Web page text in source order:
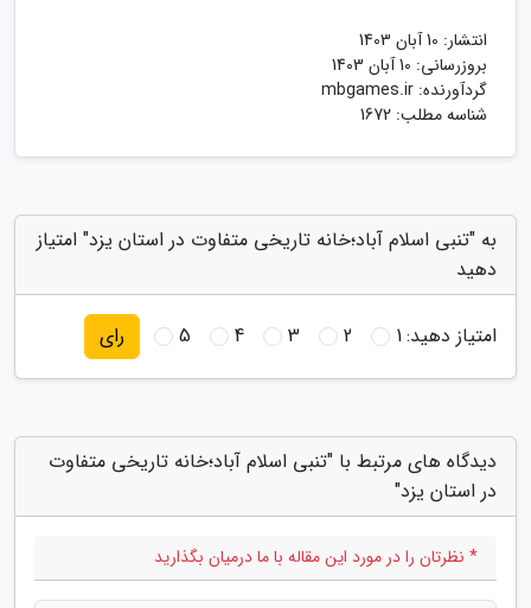
انتشار: 10 آبان 1403
بروزرسانی: 10 آبان 1403
گردآورنده: mbgames.ir
شناسه مطلب: 1672
به "تنبی اسلام آباد؛خانه تاریخی متفاوت در استان یزد" امتیاز
دهید
امتیاز دهید:1
2
3
4
5 رای
دیدگاه های مرتبط با "تنبی اسلام آباد؛خانه تاریخی متفاوت
در استان یزد"
* نظرتان را در مورد این مقاله با ما درمیان بگذارید